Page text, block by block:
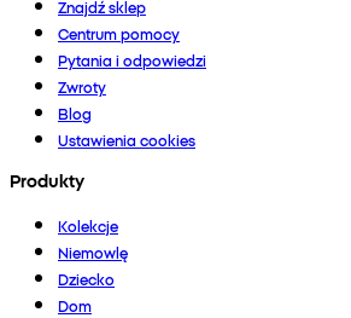
Znajdź sklep
Centrum pomocy
Pytania i odpowiedzi
Zwroty
Blog
Ustawienia cookies
Produkty
Kolekcje
Niemowlę
Dziecko
Dom